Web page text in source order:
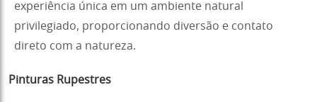
experiência única em um ambiente natural
privilegiado, proporcionando diversão e contato
direto com a natureza.
Pinturas Rupestres